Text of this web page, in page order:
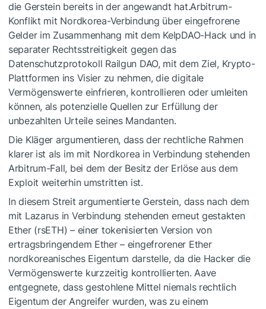
die Gerstein bereits in der angewandt hat.Arbitrum-
Konflikt mit Nordkorea-Verbindung über eingefrorene
Gelder im Zusammenhang mit dem KelpDAO-Hack und in
separater Rechtsstreitigkeit gegen das
Datenschutzprotokoll Railgun DAO, mit dem Ziel, Krypto-
Plattformen ins Visier zu nehmen, die digitale
Vermögenswerte einfrieren, kontrollieren oder umleiten
können, als potenzielle Quellen zur Erfüllung der
unbezahlten Urteile seines Mandanten.
Die Kläger argumentieren, dass der rechtliche Rahmen
klarer ist als im mit Nordkorea in Verbindung stehenden
Arbitrum-Fall, bei dem der Besitz der Erlöse aus dem
Exploit weiterhin umstritten ist.
In diesem Streit argumentierte Gerstein, dass nach dem
mit Lazarus in Verbindung stehenden erneut gestakten
Ether (rsETH) – einer tokenisierten Version von
ertragsbringendem Ether – eingefrorener Ether
nordkoreanisches Eigentum darstelle, da die Hacker die
Vermögenswerte kurzzeitig kontrollierten. Aave
entgegnete, dass gestohlene Mittel niemals rechtlich
Eigentum der Angreifer wurden, was zu einem